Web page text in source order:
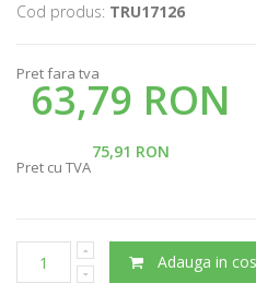
Cod produs: TRU17126
Pret fara tva
63,79 RON
75,91 RON
Pret cu TVA
Adauga in cos